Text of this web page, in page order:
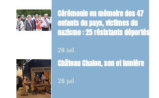
Cérémonie en mémoire des 47
enfants du pays, victimes du
nazisme : 25 résistants déportés
maquis.
28 juil.
Château Chalon, son et lumière
28 juil.